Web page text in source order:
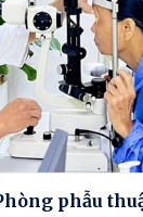
phẫu